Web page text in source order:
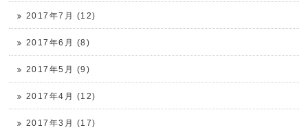
2017年7月 (12)
2017年6月 (8)
2017年5月 (9)
2017年4月 (12)
2017年3月 (17)